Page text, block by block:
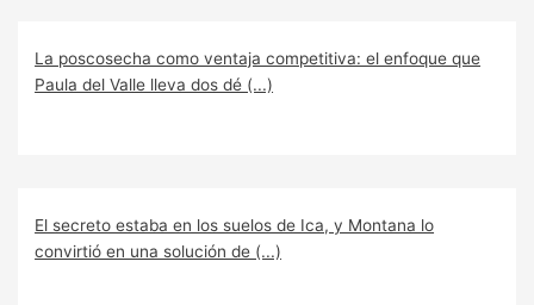
La poscosecha como ventaja competitiva: el enfoque que
Paula del Valle lleva dos dé (...)
El secreto estaba en los suelos de Ica, y Montana lo
convirtió en una solución de (...)